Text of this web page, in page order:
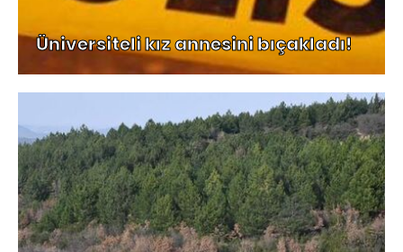
Üniversiteli kız annesini bıçakladı!